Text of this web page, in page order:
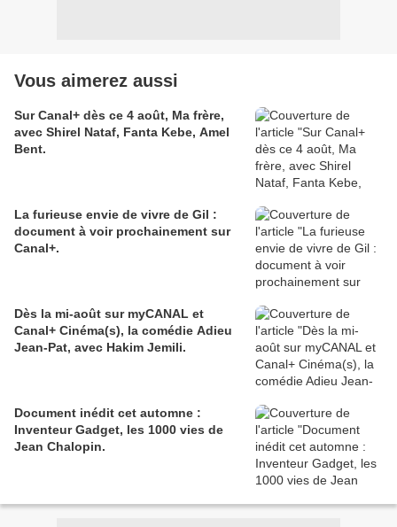
Vous aimerez aussi
Sur Canal+ dès ce 4 août, Ma frère,
avec Shirel Nataf, Fanta Kebe, Amel
Bent.
La furieuse envie de vivre de Gil :
document à voir prochainement sur
Canal+.
Dès la mi-août sur myCANAL et
Canal+ Cinéma(s), la comédie Adieu
Jean-Pat, avec Hakim Jemili.
Document inédit cet automne :
Inventeur Gadget, les 1000 vies de
Jean Chalopin.